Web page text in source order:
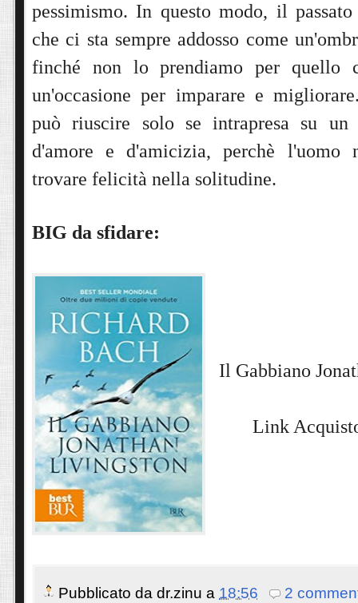
pessimismo. In questo modo, il
che ci sta sempre addosso come
finché non lo prendiamo per quello
un'occasione per imparare e
può riuscire solo se intrapresa su un
d'amore e d'amicizia, perchè l'uomo
trovare felicità nella solitudine.
BIG da sfidare:
Il Gabbiano
Link Acquisto
Pubblicato da dr.zinu a 18:56 2